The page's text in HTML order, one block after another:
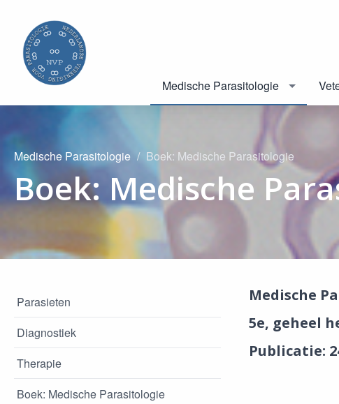
Medische Parasitologie
Medische Parasitologie Boek: Medische Parasitologie
Boek: Medische
Parasieten
Diagnostiek
Therapie
Boek: Medische Parasitologie
Medische
5e, geheel
Publicatie: